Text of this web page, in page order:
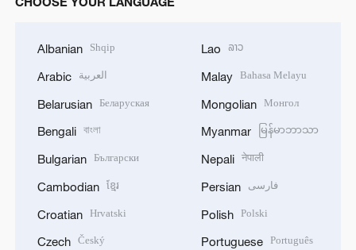
Albanian Shqip
Arabic العربية
Belarusian Беларуская
Bengali বাংলা
Bulgarian Български
Cambodian ខ្មែរ
Croatian Hrvatski
Czech Český
Lao ລາວ
Malay Bahasa Melayu
Mongolian Монгол
Myanmar မြန်မာဘာသာ
Nepali नेपाली
Persian فارسی
Polish Polski
Portuguese Português